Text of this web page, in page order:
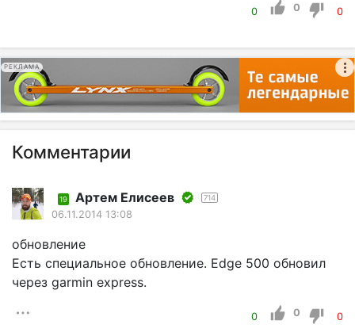
0 0 0
РЕКЛАМА
Комментарии
19 Артем Елисеев 714
06.11.2014 13:08
обновление
Есть специальное обновление. Edge 500 обновил
через garmin express.
0 0 0